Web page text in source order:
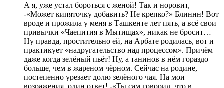
А я, уже устал бороться с женой! Так и норовит,
-«Может кипяточку добавить? Не крепко?» Блиннн! Вот
вроде и прожила у меня в Ташкенте лет пять, а всё свои
привычки «Чаепития в Мытищах», никак не бросит…
Ну правда, простительно ей, на Арбате родилась, вот и
практикует «надругательство над процессом». Причём
даже когда зелёный пьёт! Ну, а танинов в нём гораздо
больше, чем в жареном чёрном. Сейчас на родине,
постепенно урезает долю зелёного чая. На мои
возражения, один ответ! -«Ты сам говорил, что в